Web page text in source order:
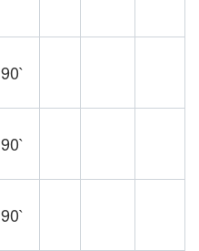
90`
90`
90`